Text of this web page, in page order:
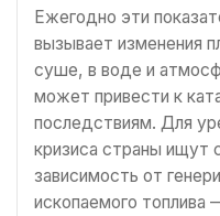
Ежегодно эти
вызывает изменения
суше, в воде и
может привести к
последствиям. Для
кризиса страны ищут
зависимость от
ископаемого топлива